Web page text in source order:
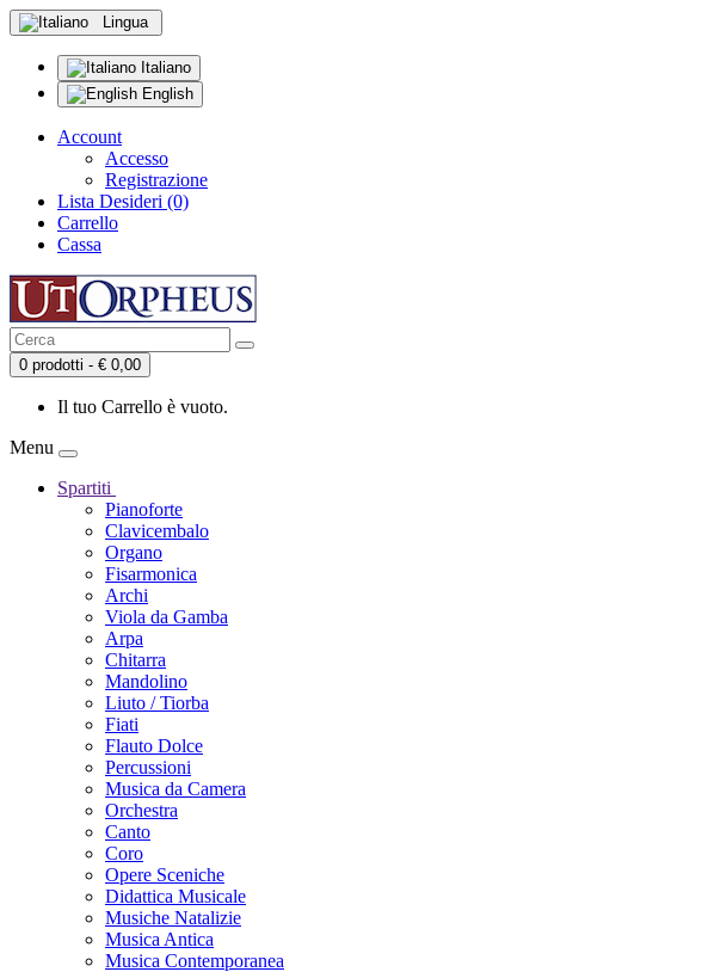
Lingua
Italiano
English
Account
Accesso
Registrazione
Lista Desideri (0)
Carrello
Cassa
0 prodotti - € 0,00
Il tuo Carrello è vuoto.
Menu
Spartiti
Pianoforte
Clavicembalo
Organo
Fisarmonica
Archi
Viola da Gamba
Arpa
Chitarra
Mandolino
Liuto / Tiorba
Fiati
Flauto Dolce
Percussioni
Musica da Camera
Orchestra
Canto
Coro
Opere Sceniche
Didattica Musicale
Musiche Natalizie
Musica Antica
Musica Contemporanea